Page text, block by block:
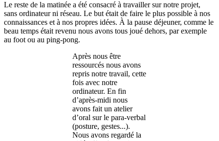
Le reste de la matinée a été consacré à travailler sur notre projet,
sans ordinateur ni réseau. Le but était de faire le plus possible à nos
connaissances et à nos propres idées. À la pause déjeuner, comme le
beau temps était revenu nous avons tous joué dehors, par exemple
au foot ou au ping-pong.
Après nous être
ressourcés nous avons
repris notre travail, cette
fois avec notre
ordinateur. En fin
d’après-midi nous
avons fait un atelier
d’oral sur le para-verbal
(posture, gestes...).
Nous avons regardé la